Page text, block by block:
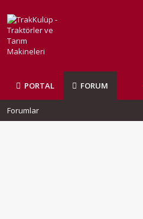
PORTAL FORUM
Forumlar